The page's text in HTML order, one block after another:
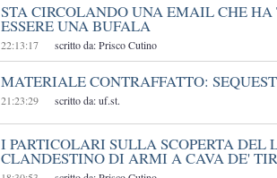
STA CIRCOLANDO UNA EMAIL CHE
ESSERE UNA BUFALA
22:13:17 scritto da: Prisco Cutino
MATERIALE CONTRAFFATTO:
21:23:29 scritto da: uf.st.
I PARTICOLARI SULLA SCOPERTA DEL
CLANDESTINO DI ARMI A CAVA DE'